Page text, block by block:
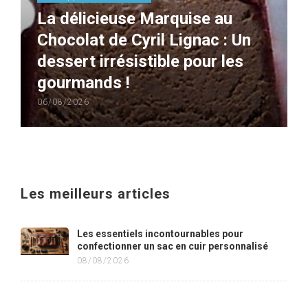
La délicieuse Marquise au
Chocolat de Cyril Lignac : Un
dessert irrésistible pour les
gourmands !
06/08/2026
Les meilleurs articles
Les essentiels incontournables pour
confectionner un sac en cuir personnalisé
08/08/2026